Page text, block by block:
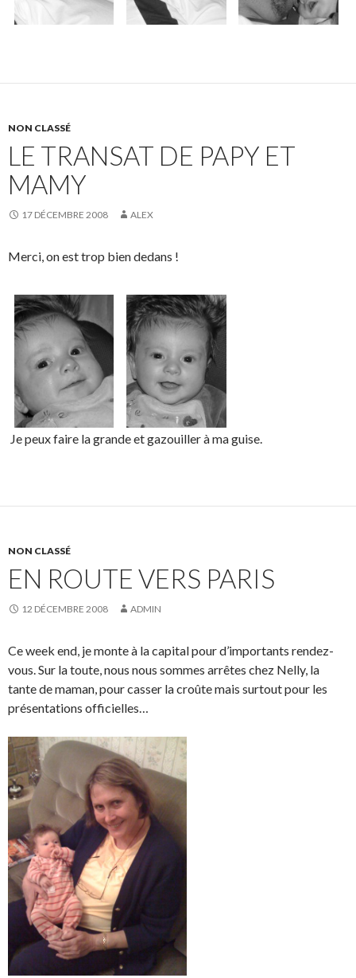
NON CLASSÉ
LE TRANSAT DE PAPY ET
MAMY
17 DÉCEMBRE 2008 ALEX
Merci, on est trop bien dedans !
Je peux faire la grande et gazouiller à ma guise.
NON CLASSÉ
EN ROUTE VERS PARIS
12 DÉCEMBRE 2008 ADMIN
Ce week end, je monte à la capital pour d’importants rendez-
vous. Sur la toute, nous nous sommes arrêtes chez Nelly, la
tante de maman, pour casser la croûte mais surtout pour les
présentations officielles…